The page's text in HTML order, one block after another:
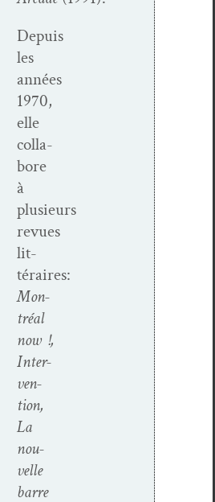
Depuis
les
années
1970,
elle
col­la­
bore
à
plusieurs
revues
lit­
téraires:
Mon­
tréal
now !,
Inter­
ven­
tion,
La
nou­
velle
barre